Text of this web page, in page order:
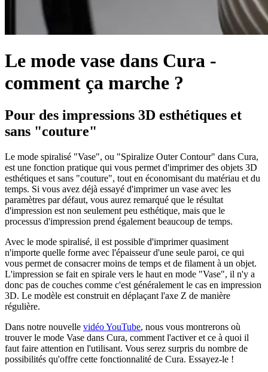
Le mode vase dans Cura -
comment ça marche ?
Pour des impressions 3D esthétiques et
sans "couture"
Le mode spiralisé "Vase", ou "Spiralize Outer Contour" dans Cura,
est une fonction pratique qui vous permet d'imprimer des objets 3D
esthétiques et sans "couture", tout en économisant du matériau et du
temps. Si vous avez déjà essayé d'imprimer un vase avec les
paramètres par défaut, vous aurez remarqué que le résultat
d'impression est non seulement peu esthétique, mais que le
processus d'impression prend également beaucoup de temps.
Avec le mode spiralisé, il est possible d'imprimer quasiment
n'importe quelle forme avec l'épaisseur d'une seule paroi, ce qui
vous permet de consacrer moins de temps et de filament à un objet.
L'impression se fait en spirale vers le haut en mode "Vase", il n'y a
donc pas de couches comme c'est généralement le cas en impression
3D. Le modèle est construit en déplaçant l'axe Z de manière
régulière.
Dans notre nouvelle vidéo YouTube, nous vous montrerons où
trouver le mode Vase dans Cura, comment l'activer et ce à quoi il
faut faire attention en l'utilisant. Vous serez surpris du nombre de
possibilités qu'offre cette fonctionnalité de Cura. Essayez-le !